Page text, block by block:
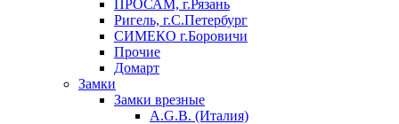
ПРОСАМ, г.Рязань
Ригель, г.С.Петербург
СИМЕКО г.Боровичи
Прочие
Домарт
Замки
Замки врезные
A.G.B. (Италия)